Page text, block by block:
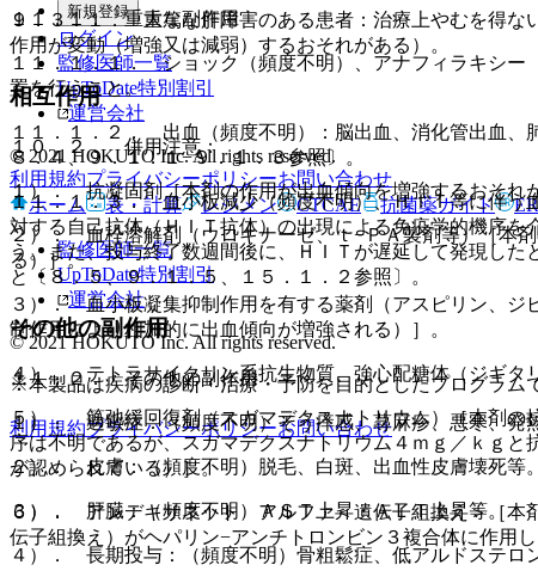
９．３．１． 重篤な肝障害のある患者：治療上やむを得な
作用が変動（増強又は減弱）するおそれがある）。
相互作用
１０．２． 併用注意：
１）． 抗凝固剤［本剤の作用が出血傾向を増強するおそれ
２）． 血栓溶解剤（ウロキナーゼ、ｔ−ＰＡ製剤等）［本
る）］。
３）． 血小板凝集抑制作用を有する薬剤（アスピリン、ジ
制作用により相加的に出血傾向が増強される）］。
４）． テトラサイクリン系抗生物質、強心配糖体（ジギタ
５）． 筋弛緩回復剤（スガマデクスナトリウム）［本剤の
序は不明であるが、スガマデクスナトリウム４ｍｇ／ｋｇ
が認められている）］。
６）． アンデキサネット アルファ＜遺伝子組換え＞［本
伝子組換え）がヘパリン−アンチトロンビン３複合体に作用
１１．１． 重大な副作用
１１．１．１． ショック（頻度不明）、アナフィラキシー
置を行うこと。
１１．１．２． 出血（頻度不明）：脳出血、消化管出血、
８．４、９．１．１−９．１．３参照〕。
１１．１．３． 血小板減少（頻度不明）、ＨＩＴ等に伴う
対する自己抗体（ＨＩＴ抗体）の出現による免疫学的機序
う。また、投与終了数週間後に、ＨＩＴが遅延して発現し
と〔８．５、９．１．５、１５．１．２参照〕。
その他の副作用
１１．２． その他の副作用
１）． 過敏症：（頻度不明）そう痒感、蕁麻疹、悪寒、発
２）． 皮膚：（頻度不明）脱毛、白斑、出血性皮膚壊死等。
３）． 肝臓：（頻度不明）ＡＳＴ上昇・ＡＬＴ上昇等。
４）． 長期投与：（頻度不明）骨粗鬆症、低アルドステロ
新規登録
ログイン
監修医師一覧
UpToDate特別割引
運営会社
© 2021 HOKUTO Inc. All rights reserved.
利用規約プライバシーポリシーお問い合わせ
ホーム
表・計算 レジメン CTCAE 抗菌薬ガイド
監修医師一覧
UpToDate特別割引
運営会社
© 2021 HOKUTO Inc. All rights reserved.
※本製品は疾病の診断・治療・予防を目的としたプログラム
利用規約プライバシーポリシーお問い合わせ